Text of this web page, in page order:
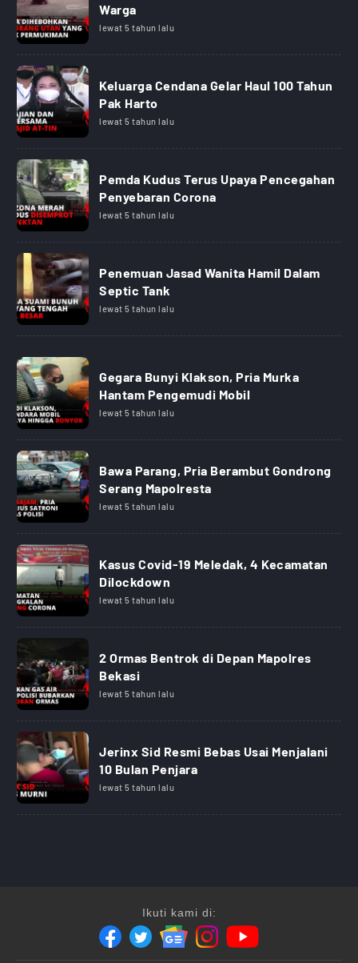
Warga
lewat 5 tahun lalu
Keluarga Cendana Gelar Haul 100 Tahun
Pak Harto
lewat 5 tahun lalu
Pemda Kudus Terus Upaya Pencegahan
Penyebaran Corona
lewat 5 tahun lalu
Penemuan Jasad Wanita Hamil Dalam
Septic Tank
lewat 5 tahun lalu
Gegara Bunyi Klakson, Pria Murka
Hantam Pengemudi Mobil
lewat 5 tahun lalu
Bawa Parang, Pria Berambut Gondrong
Serang Mapolresta
lewat 5 tahun lalu
Kasus Covid-19 Meledak, 4 Kecamatan
Dilockdown
lewat 5 tahun lalu
2 Ormas Bentrok di Depan Mapolres
Bekasi
lewat 5 tahun lalu
Jerinx Sid Resmi Bebas Usai Menjalani
10 Bulan Penjara
lewat 5 tahun lalu
Ikuti kami di: